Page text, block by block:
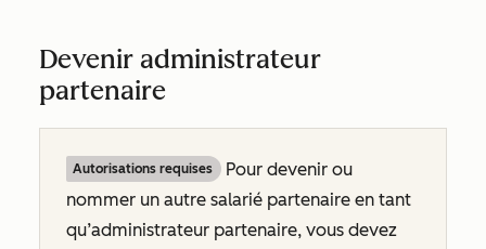
Devenir administrateur
partenaire
Autorisations requises
Pour devenir ou
nommer un autre salarié partenaire en tant
qu’administrateur partenaire, vous devez